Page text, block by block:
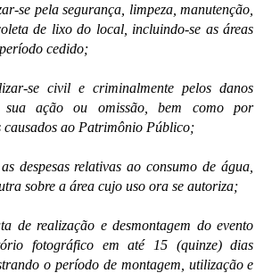
se pela segurança, limpeza, manutenção,
de lixo do local, incluindo-se as áreas
cedido;
se civil e criminalmente pelos danos
sua ação ou omissão, bem como por
causados ao Patrimônio Público;
despesas relativas ao consumo de água,
sobre a área cujo uso ora se autoriza;
de realização e desmontagem do evento
fotográfico em até 15 (quinze) dias
o período de montagem, utilização e